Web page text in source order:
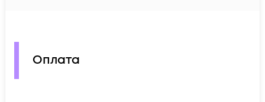
Оплата